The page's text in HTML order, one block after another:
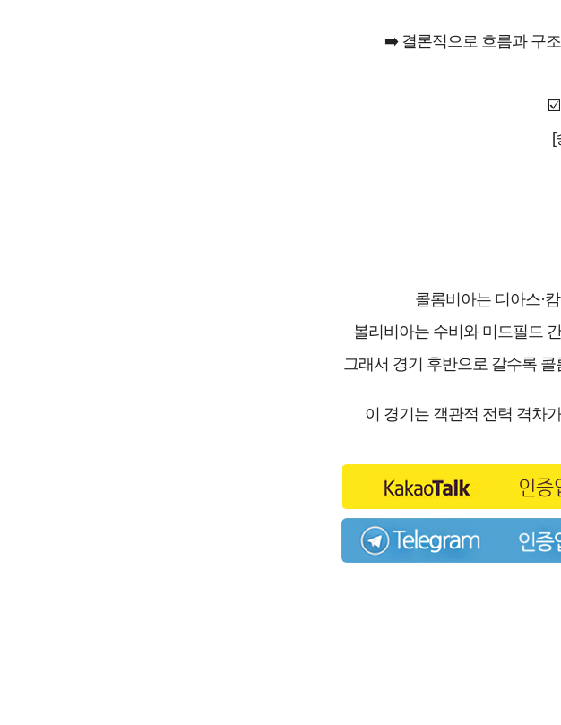
➡️ 결론적으로 흐름과 구
☑️
[
콜롬비아는 디아스·
볼리비아는 수비와 미드필드
그래서 경기 후반으로 갈수록
이 경기는 객관적 전력 격차